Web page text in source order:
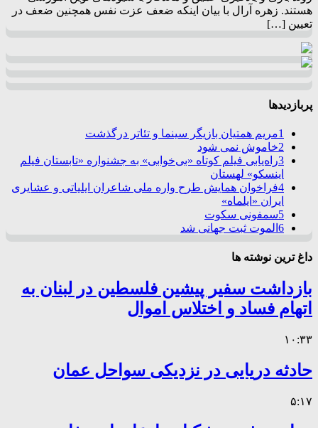
هستند. زهره آرال با بیان اینکه ضعف عزت نفس همچنین ضعف در
تعیین […]
پربازدیدها
1مریم همتیان بازیگر سینما و تئاتر درگذشت
2خاموش نمی شود
3راه‌یابی فیلم کوتاه «بی‌خوابی» به جشنواره «تابستان فیلم
اینسکو» لهستان
4فراخوان همایش طرح واره ملی شاعران ایلیاتی و عشایری
ایران «ایلماه»
5سمفونی سکوت
6 الموت ثبت جهانی شد
داغ ترین نوشته ها
بازداشت سفیر پیشین فلسطین در لبنان به
اتهام فساد و اختلاس اموال
۱۰:۳۳
حادثه دریایی در نزدیکی سواحل عمان
۵:۱۷